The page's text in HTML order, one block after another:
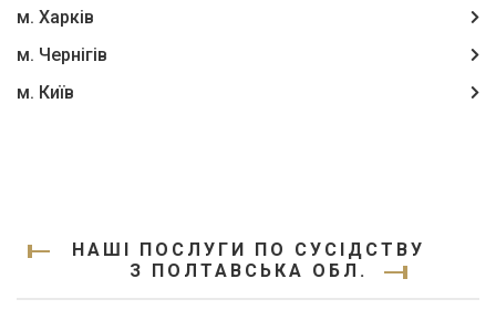
м. Харків
м. Чернігів
м. Київ
НАШІ ПОСЛУГИ ПО СУСІДСТВУ
З ПОЛТАВСЬКА ОБЛ.